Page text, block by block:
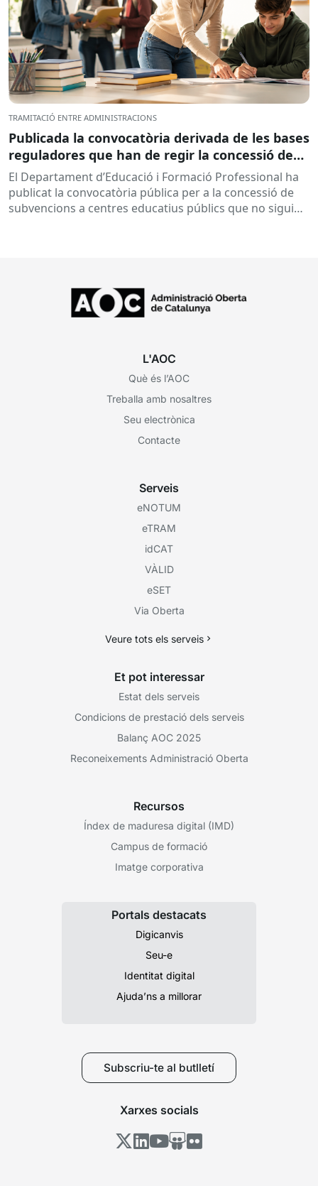
TRAMITACIÓ ENTRE ADMINISTRACIONS
Publicada la convocatòria derivada de les bases
reguladores que han de regir la concessió de
subvencions a centres educatius, per al
desenvolupament de programes de formació i
inserció, durant el curs 2026-2027
El Departament d’Educació i Formació Professional ha
publicat la convocatòria pública per a la concessió de
subvencions a centres educatius públics que no siguin
L'AOC
Què és l’AOC
Treballa amb nosaltres
Seu electrònica
Contacte
Serveis
eNOTUM
eTRAM
idCAT
VÀLID
eSET
Via Oberta
Veure tots els serveis
Et pot interessar
Estat dels serveis
Condicions de prestació dels serveis
Balanç AOC 2025
Reconeixements Administració Oberta
Recursos
Índex de maduresa digital (IMD)
Campus de formació
Imatge corporativa
Portals destacats
Digicanvis
Seu-e
Identitat digital
Ajuda’ns a millorar
Subscriu-te al butlletí
Xarxes socials